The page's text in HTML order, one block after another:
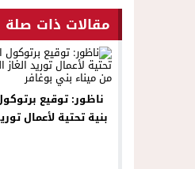
مقالات ذات صلة
ناظور: توقيع
بنية تحتية لأعمال